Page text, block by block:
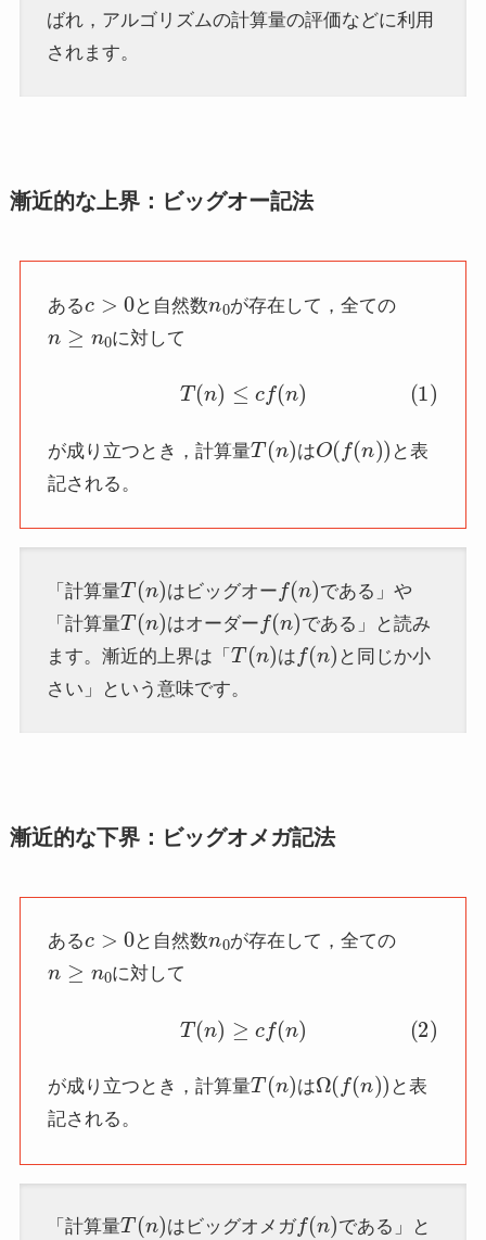
ばれ，アルゴリズムの計算量の評価などに利用
されます。
漸近的な上界：ビッグオー記法
ある と自然数 が存在して，全ての
≥n
に対して
(1)T( n) ≤cf(n)
が成り立つとき，計算量
T(n )
は
O( (n )
と表
記される。
「計算量
T(n )
はビッグオー
(n
である」や
「計算量
T(n )
はオーダー
(n
である」と読み
ます。漸近的上界は「
T(n )
は
f (n
と同じか小
さい」という意味です。
漸近的な下界：ビッグオメガ記法
ある と自然数 が存在して，全ての
≥n
に対して
(2) T( n) f( )
が成り立つとき，計算量
T(n )
は
Ω( (n )
と表
記される。
「計算量
T(n )
はビッグオメガ
f (n
である」と